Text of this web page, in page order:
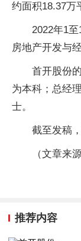
约面积18.37万
2022年1
房地产开发与
首开股份
为本科；总经
士。
截至发稿
（文章来
推荐内容